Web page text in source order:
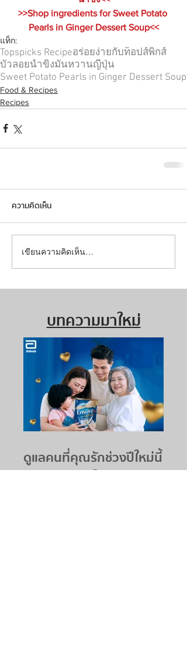
>>Shop ingredients for Sweet Potato
Pearls in Ginger Dessert Soup<<
แท็ก:
Topspicks Recipeอร่อยง่ายกับท็อปส์พิกส์
บัวลอยน้ำขิงมันหวานญี่ปุ่น
Sweet Potato Pearls in Ginger Dessert Soup
Food & Recipes
Recipes
ความคิดเห็น
เขียนความคิดเห็น…
บทความมาใหม่
ดูแลคนที่คุณรักช่วงปีใหม่นี้